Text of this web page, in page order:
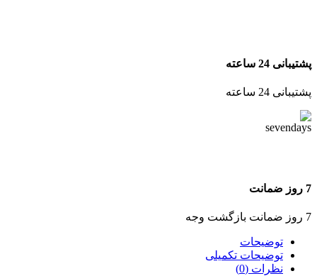
پشتیبانی 24 ساعته
پشتیبانی 24 ساعته
7 روز ضمانت
7 روز ضمانت بازگشت وجه
توضیحات
توضیحات تکمیلی
نظرات (0)